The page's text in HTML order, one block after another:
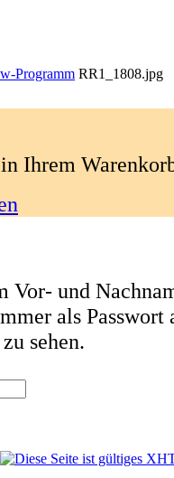
Programm RR1_1808.jpg
Ihrem
und
als Passwort
sehen.